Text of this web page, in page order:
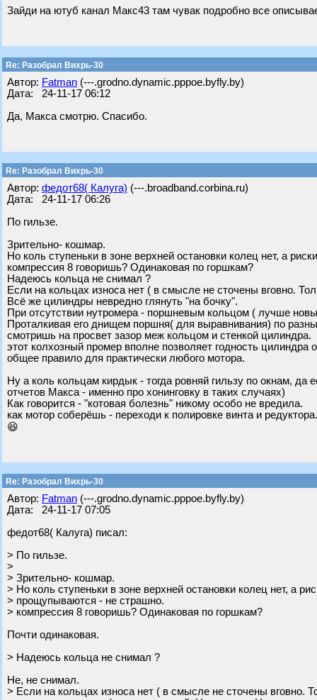
Зайди на ютуб канал Макс43 там чувак подробно все
Re: Разобрал Вихрь-30
Автор: Fatman (---.grodno.dynamic.pppoe.byfly.by)
Дата: 24-11-17 06:12
Да, Макса смотрю. Спасибо.
Re: Разобрал Вихрь-30
Автор: федот68( Калуга) (---.broadband.corbina.ru)
Дата: 24-11-17 06:26
По гильзе.
Зрительно- кошмар.
Но коль ступеньки в зоне верхней остановки колец нет, а
компрессия 8 говоришь? Одинаковая по горшкам?
Надеюсь кольца не снимал ?
Если на кольцах износа нет ( в смысле не сточены вговно.
Всё же цилиндры невредно глянуть "на бочку".
При отсутствии нутромера - поршневым кольцом ( лучше
Проталкивая его днищем поршня( для выравнивания) по
смотришь на просвет зазор меж кольцом и стенкой цилиндра.
этот колхозный промер вполне позволяет годность цилиндра
общее правило для практически любого мотора.
Ну а коль кольцам кирдык - тогда ровняй гильзу по окнам,
отчетов Макса - именно про хонинговку в таких случаях)
Как говорится - "котовая болезнь" никому особо не вредила.
как мотор соберёшь - переходи к полировке винта и
😆
Re: Разобрал Вихрь-30
Автор: Fatman (---.grodno.dynamic.pppoe.byfly.by)
Дата: 24-11-17 07:05
федот68( Калуга) писал:
> По гильзе.
>
> Зрительно- кошмар.
> Но коль ступеньки в зоне верхней остановки колец нет, а
> прощупываются - не страшно.
> компрессия 8 говоришь? Одинаковая по горшкам?
Почти одинаковая.
> Надеюсь кольца не снимал ?
Не, не снимал.
> Если на кольцах износа нет ( в смысле не сточены вговно.